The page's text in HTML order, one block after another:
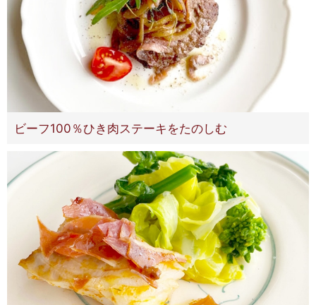
ビーフ100％ひき肉ステーキをたのしむ